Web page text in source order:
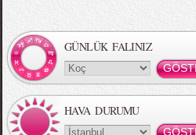
GÜNLÜK FALINIZ
HAVA DURUMU